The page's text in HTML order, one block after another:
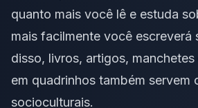
quanto mais você lê e estuda
mais facilmente você escreverá
disso, livros, artigos,
em quadrinhos também servem
socioculturais.